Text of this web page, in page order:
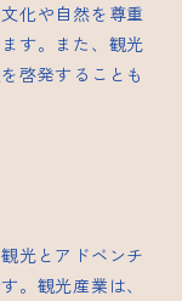
化や自然を尊重
す。また、観光
啓発することも
光とアドベンチ
。観光産業は、